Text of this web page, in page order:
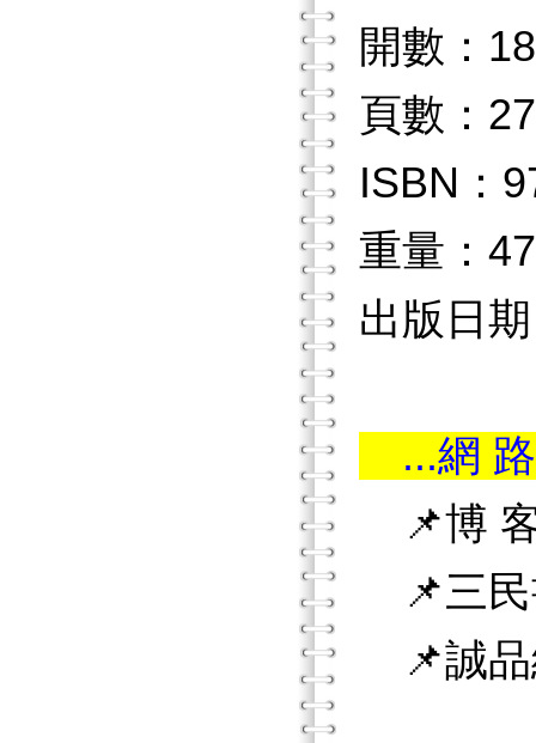
開數：18
頁數：
ISBN：
重量：
出版日
...網
📌博
📌三民
📌誠品